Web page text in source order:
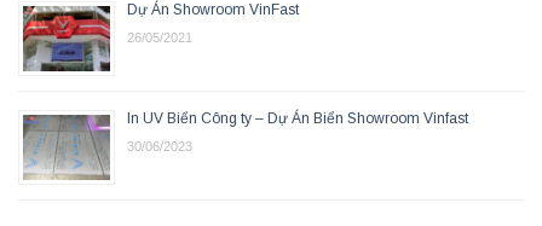
Dự Án Showroom VinFast
26/05/2021
In UV Biển Công ty – Dự Án Biển Showroom Vinfast
30/06/2023